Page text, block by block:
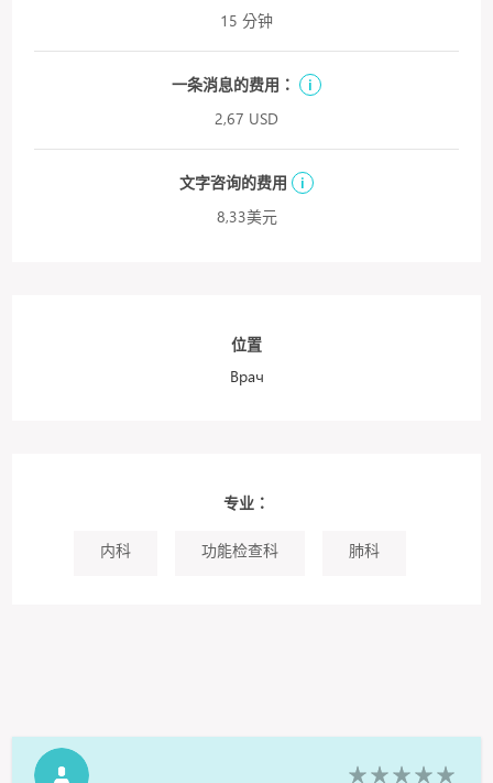
15 分钟
一条消息的费用：
i
2,67 USD
文字咨询的费用
i
8,33美元
位置
Врач
专业：
内科 功能检查科 肺科